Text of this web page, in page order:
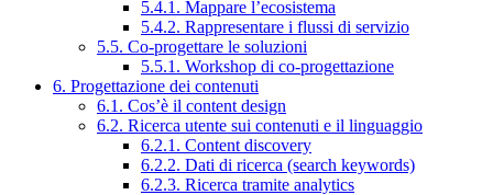
5.4.1. Mappare l’ecosistema
5.4.2. Rappresentare i flussi di servizio
5.5. Co-progettare le soluzioni
5.5.1. Workshop di co-progettazione
6. Progettazione dei contenuti
6.1. Cos’è il content design
6.2. Ricerca utente sui contenuti e il linguaggio
6.2.1. Content discovery
6.2.2. Dati di ricerca (search keywords)
6.2.3. Ricerca tramite analytics